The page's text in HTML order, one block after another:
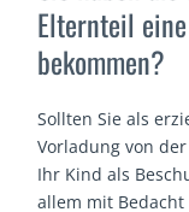
Elternteil
bekommen?
Sollten Sie als
Vorladung von
Ihr Kind als
allem mit